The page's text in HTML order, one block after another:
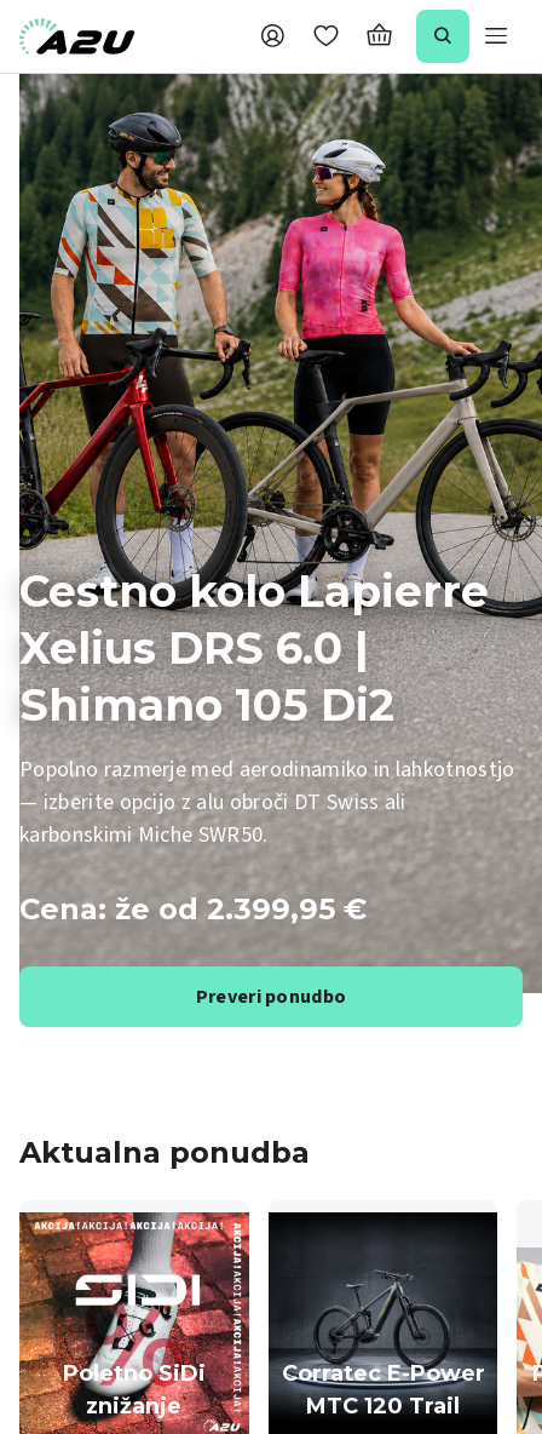
Cestno kolo Lapierre
Xelius DRS 6.0 |
Shimano 105 Di2
Popolno razmerje med aerodinamiko in lahkotnostjo
— izberite opcijo z alu obroči DT Swiss ali
karbonskimi Miche SWR50.
Cena: že od 2.399,95 €
Preveri ponudbo
Aktualna ponudba
Poletno SiDi
znižanje
Corratec E-Power
MTC 120 Trail